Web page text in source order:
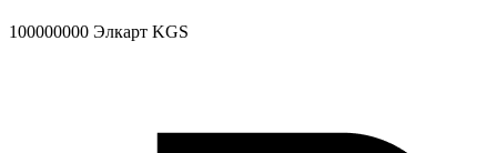
100000000 Элкарт KGS